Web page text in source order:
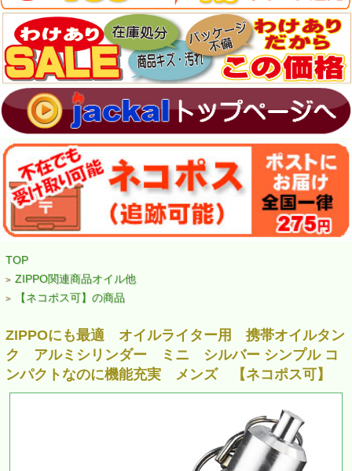
TOP
> ZIPPO関連商品オイル他
> 【ネコポス可】の商品
ZIPPOにも最適 オイルライター用 携帯オイルタン
ク アルミシリンダー ミニ シルバー シンプル コ
ンパクトなのに機能充実 メンズ 【ネコポス可】